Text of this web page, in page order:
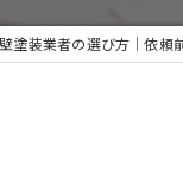
塗装業者の選び方｜依頼